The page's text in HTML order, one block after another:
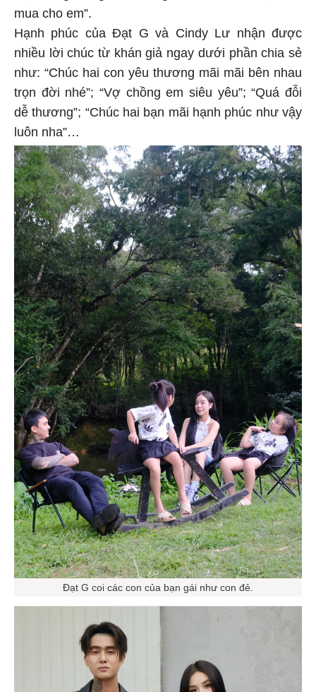
mua cho em”.
Hạnh phúc của Đạt G và Cindy Lư nhận được
nhiều lời chúc từ khán giả ngay dưới phần chia sẻ
như: “Chúc hai con yêu thương mãi mãi bên nhau
trọn đời nhé”; “Vợ chồng em siêu yêu”; “Quá đỗi
dễ thương”; “Chúc hai bạn mãi hạnh phúc như vậy
luôn nha”…
Đạt G coi các con của bạn gái như con đẻ.